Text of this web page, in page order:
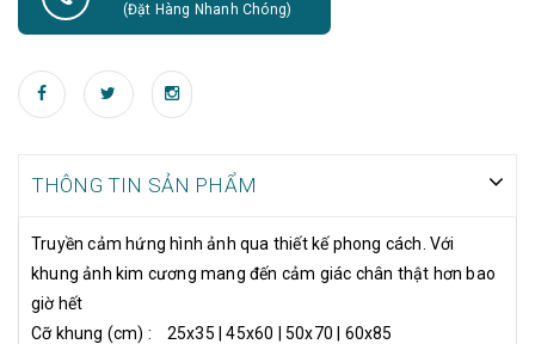
nhau, các bộ khung ảnh treo tường độc đáo phù hợp để lắp đặt
nhiên mà không kém phần tinh tế và hiện đại. Sử dụng trang trí
cho các không gian nội thất như phòng khách, cầu thang, phòng
bạn sẽ hoàn toàn hài lòng với nội thất không gian ngôi nhà mình.
(Đặt Hàng Nhanh Chóng)
THÔNG TIN SẢN PHẨM
Truyền cảm hứng hình ảnh qua thiết kế phong cách. Với
khung ảnh kim cương mang đến cảm giác chân thật hơn bao
giờ hết
Cỡ khung (cm) : 25x35 | 45x60 | 50x70 | 60x85